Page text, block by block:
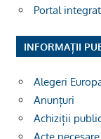
Portal integrat
INFORMAȚII
Alegeri
Anunțuri
Achiziții
Acte necesare